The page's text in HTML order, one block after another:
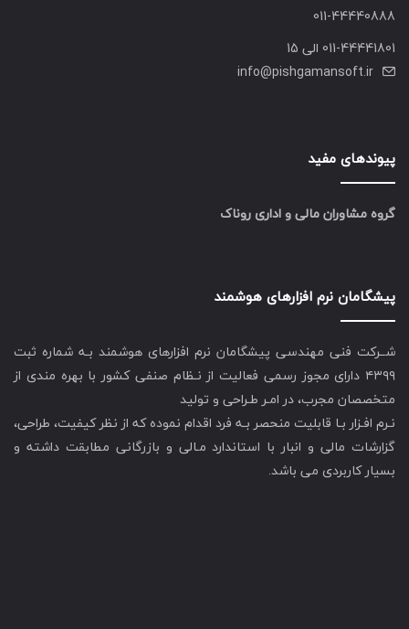
011-44440888
011-44441801 الی 15
info@pishgamansoft.ir
پیوندهای مفید
گروه مشاوران مالی و اداری روناک
پیشگامان نرم افزارهای هوشمند
شــرکت فنی مهندسی پیشگامان نرم افزارهای هوشمند بـه شماره ثبت
۴۳۹۹ دارای مجوز رسمی فعالیت از نـظام صنفی کشور با بهره مندی از
متخصصان مجرب، در امـر طـراحی و تولید
نـرم افـزار بـا قابلیت منحصر بـه فرد اقدام نموده که از نظر کیفیت، طراحی،
گزارشات مالی و انبار با استاندارد مـالی و بازرگانی مطابقت داشته و
بسیار کاربردی می باشد.